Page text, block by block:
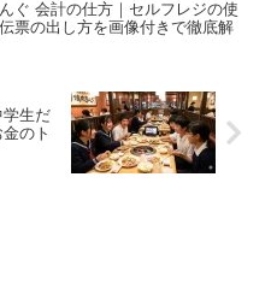
ぐ 会計の仕方｜セルフレジの使
票の出し方を画像付きで徹底解
学生だ
のト